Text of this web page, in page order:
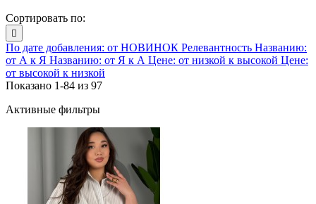
Сортировать по:

По дате добавления: от НОВИНОК Релевантность Названию:
от А к Я Названию: от Я к А Цене: от низкой к высокой Цене:
от высокой к низкой
Показано 1-84 из 97
Активные фильтры